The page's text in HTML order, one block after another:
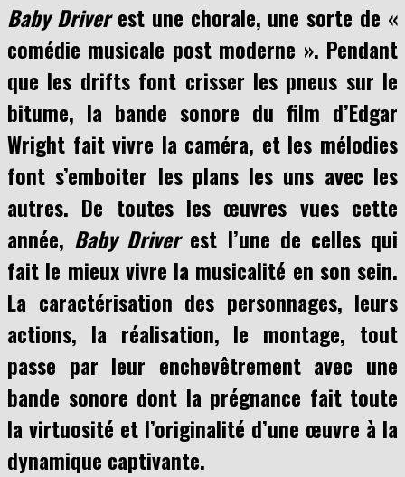
Baby Driverest une chorale, une sorte de «
comédie musicale post moderne ». Pendant
que les drifts font crisser les pneus sur le
bitume, la bande sonore du film d’Edgar
Wright fait vivre la caméra, et les mélodies
font s’emboiter les plans les uns avec les
autres. De toutes les œuvres vues cette
année, Baby Driverest l’une de celles qui
fait le mieux vivre la musicalité en son sein.
La caractérisation des personnages, leurs
actions, la réalisation, le montage, tout
passe par leur enchevêtrement avec une
bande sonore dont la prégnance fait toute
la virtuosité et l’originalité d’une œuvre à la
dynamique captivante.